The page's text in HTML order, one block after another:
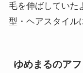
毛を伸ばしていた
型・ヘアスタイル
ゆめまるのア